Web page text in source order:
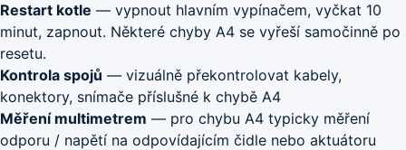
Restart kotle — vypnout hlavním vypínačem, vyčkat 10
minut, zapnout. Některé chyby A4 se vyřeší samočinně po
resetu.
Kontrola spojů — vizuálně překontrolovat kabely,
konektory, snímače příslušné k chybě A4
Měření multimetrem — pro chybu A4 typicky měření
odporu / napětí na odpovídajícím čidle nebo aktuátoru